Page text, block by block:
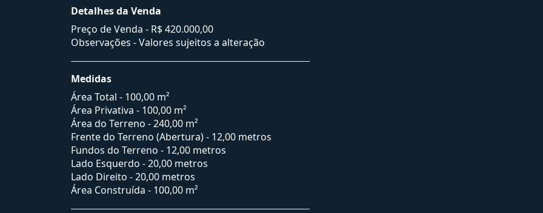
Detalhes da Venda
Preço de Venda - R$ 420.000,00
Observações - Valores sujeitos a alteração
Medidas
Área Total - 100,00 m²
Área Privativa - 100,00 m²
Área do Terreno - 240,00 m²
Frente do Terreno (Abertura) - 12,00 metros
Fundos do Terreno - 12,00 metros
Lado Esquerdo - 20,00 metros
Lado Direito - 20,00 metros
Área Construída - 100,00 m²